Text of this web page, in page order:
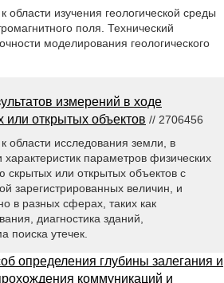
области изучения геологической среды
поля. Технический
моделирования геологического
измерений в ходе
или открытых объектов // 2706456
области исследования земли, в
характеристик параметров физических
скрытых или открытых объектов с
зарегистрированных величин, и
в разных сферах, таких как
диагностика зданий,
поиска утечек.
определения глубины залегания и
коммуникаций и